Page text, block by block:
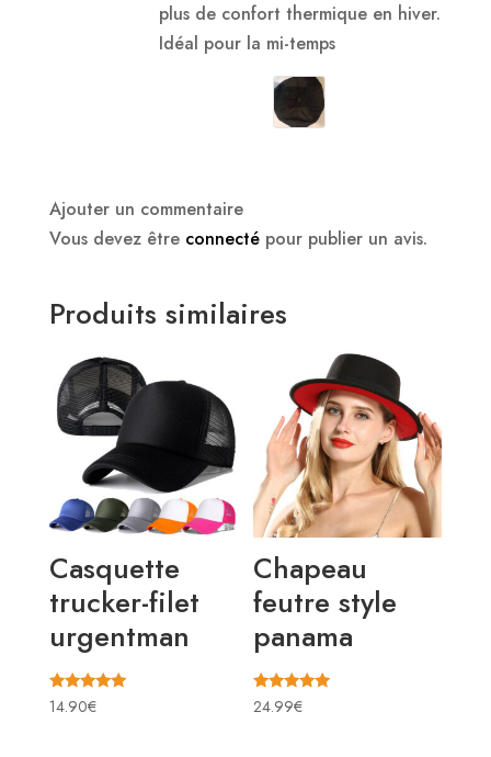
plus de confort thermique en hiver.
Idéal pour la mi-temps
Ajouter un commentaire
Vous devez être connectépour publier un avis.
Produits similaires
Casquette
trucker-filet
urgentman
Note
5.00
14.90€
Chapeau
feutre style
panama
Note
5.00
24.99€